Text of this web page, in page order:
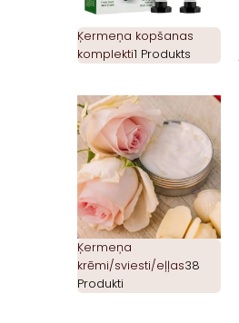
Ķermeņa kopšanas
komplekti1 Produkts
Ķermeņa
krēmi/sviesti/eļļas38
Produkti